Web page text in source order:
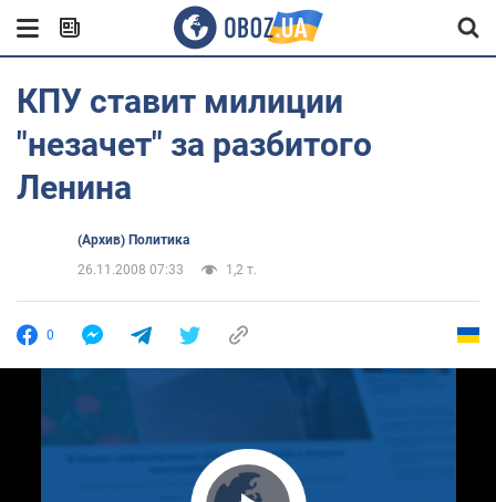
КПУ ставит милиции
"незачет" за разбитого
Ленина
(Архив) Политика
26.11.2008 07:33
1,2 т.
0